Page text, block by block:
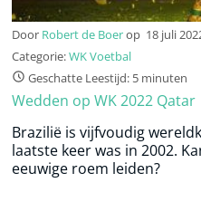
Door Robert de Boerop 18 juli
Categorie:WK Voetbal
Geschatte Leestijd: 5 minuten
Wedden op WK 2022
Brazilië is vijfvoudig
laatste keer was in 2002.
eeuwige roem leiden?